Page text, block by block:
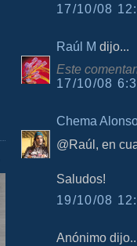
17/10/08
Raúl M dijo...
Este
17/10/08
Chema
@Raúl, en
Saludos!
19/10/08
Anónimo